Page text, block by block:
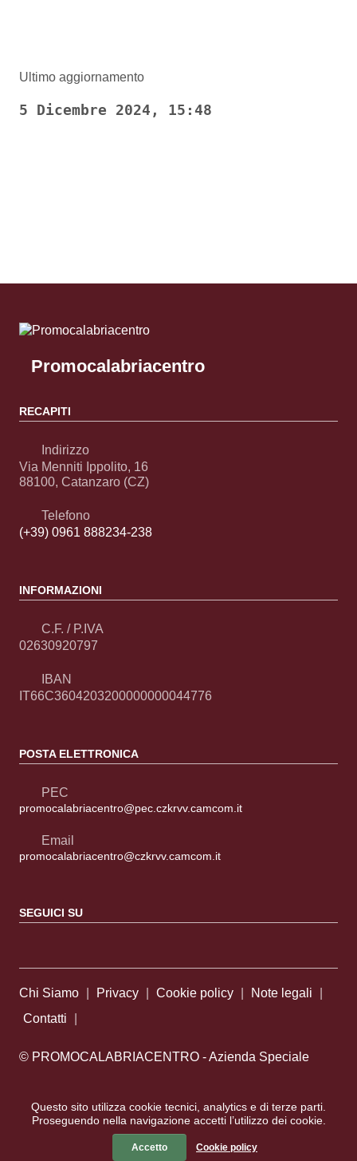
Questo sito utilizza cookie tecnici, analytics e di terze parti.
Proseguendo nella navigazione accetti l’utilizzo dei cookie.
Accetto Cookie policy
Ultimo aggiornamento
5 Dicembre 2024, 15:48
Promocalabriacentro
RECAPITI
Indirizzo
Via Menniti Ippolito, 16
88100, Catanzaro (CZ)
Telefono
(+39) 0961 888234-238
INFORMAZIONI
C.F. / P.IVA
02630920797
IBAN
IT66C3604203200000000044776
POSTA ELETTRONICA
PEC
promocalabriacentro@pec.czkrvv.camcom.it
Email
promocalabriacentro@czkrvv.camcom.it
SEGUICI SU
Sezione Link Utili
Chi Siamo Privacy Cookie policy Note legali
Contatti
© PROMOCALABRIACENTRO - Azienda Speciale
Valentia | P.IVA 02630920797